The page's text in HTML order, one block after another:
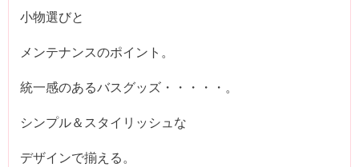
小物選びと
メンテナンスのポイント。
統一感のあるバスグッズ・・・・・。
シンプル＆スタイリッシュな
デザインで揃える。